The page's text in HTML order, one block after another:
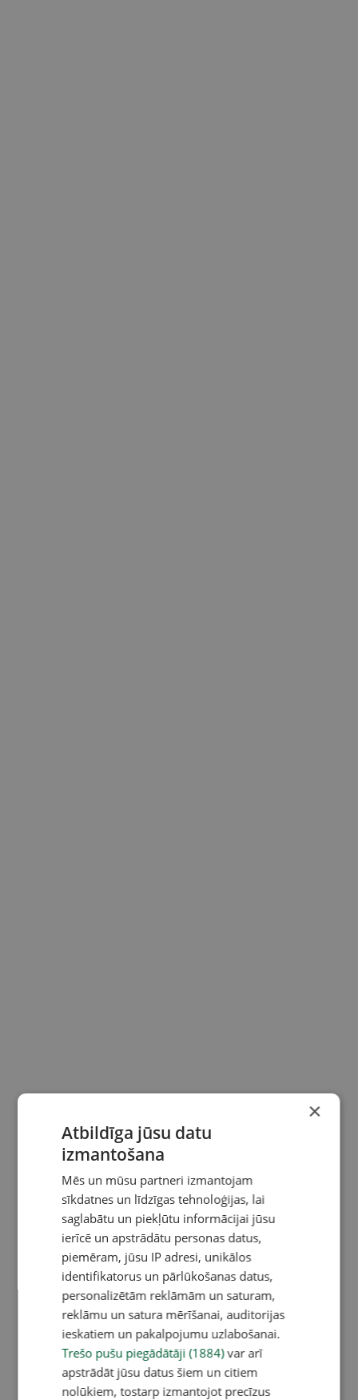
×
Atbildīga jūsu datu
izmantošana
Mēs un mūsu partneri izmantojam
sīkdatnes un līdzīgas tehnoloģijas, lai
saglabātu un piekļūtu informācijai jūsu
ierīcē un apstrādātu personas datus,
piemēram, jūsu IP adresi, unikālos
identifikatorus un pārlūkošanas datus,
personalizētām reklāmām un saturam,
reklāmu un satura mērīšanai, auditorijas
ieskatiem un pakalpojumu uzlabošanai.
Trešo pušu piegādātāji (1884)var arī
apstrādāt jūsu datus šiem un citiem
nolūkiem, tostarp izmantojot precīzus